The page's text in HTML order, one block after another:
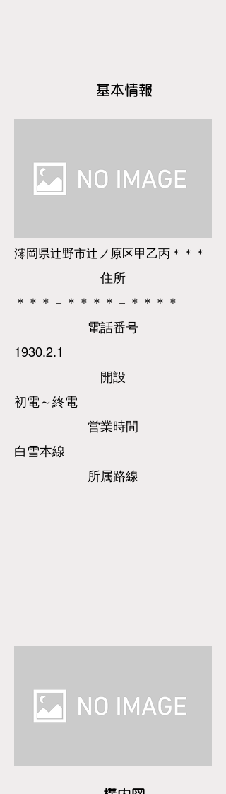
基本情報
澪岡県辻野市辻ノ原区甲乙丙＊＊＊
​住所
＊＊＊－＊＊＊＊－＊＊＊＊
​電話番号
1930.2.1
​開設
初電～終電
営業時間
白雪本線
所属路線